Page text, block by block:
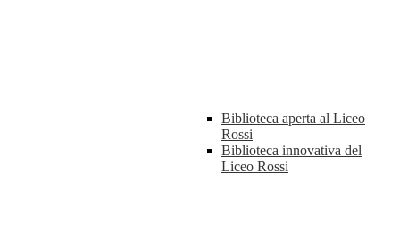
Biblioteca aperta al Liceo
Rossi
Biblioteca innovativa del
Liceo Rossi